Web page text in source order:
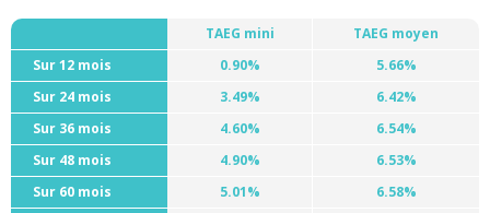
TAEG mini
TAEG moyen
Sur 12 mois
0.90%
5.66%
Sur 24 mois
3.49%
6.42%
Sur 36 mois
4.60%
6.54%
Sur 48 mois
4.90%
6.53%
Sur 60 mois
5.01%
6.58%